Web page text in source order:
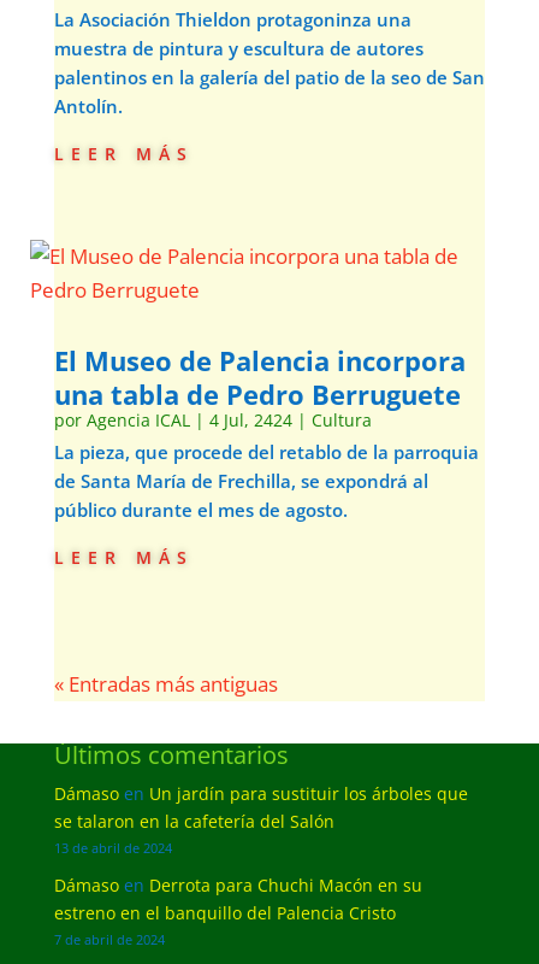
La Asociación Thieldon protagoninza una
muestra de pintura y escultura de autores
palentinos en la galería del patio de la seo de San
Antolín.
leer más
El Museo de Palencia incorpora
una tabla de Pedro Berruguete
por Agencia ICAL| 4 Jul, 2424| Cultura
La pieza, que procede del retablo de la parroquia
de Santa María de Frechilla, se expondrá al
público durante el mes de agosto.
leer más
« Entradas más antiguas
Últimos comentarios
Dámasoen Un jardín para sustituir los árboles que
se talaron en la cafetería del Salón
13 de abril de 2024
Dámasoen Derrota para Chuchi Macón en su
estreno en el banquillo del Palencia Cristo
7 de abril de 2024